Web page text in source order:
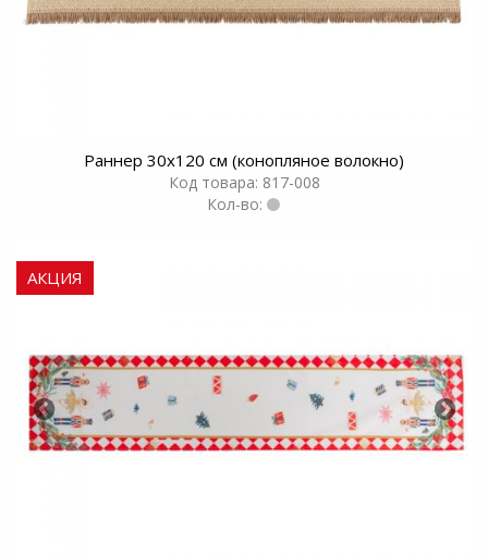
Раннер 30х120 см (конопляное волокно)
Код товара: 817-008
Кол-во:
АКЦИЯ